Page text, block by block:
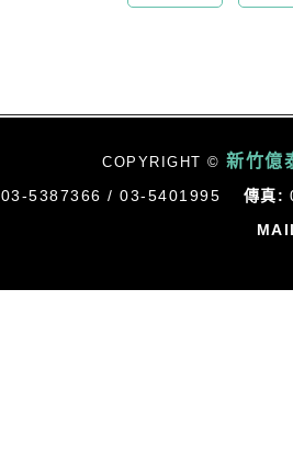
COPYRIGHT © 新竹億
03-5387366 / 03-5401995 傳真: